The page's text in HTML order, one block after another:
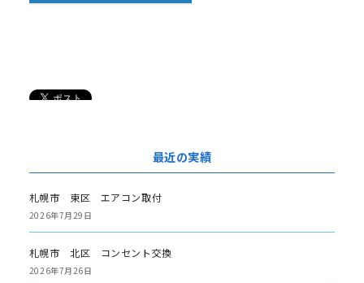
最近の実績
札幌市 東区 エアコン取付
2026年7月29日
札幌市 北区 コンセント交換
2026年7月26日